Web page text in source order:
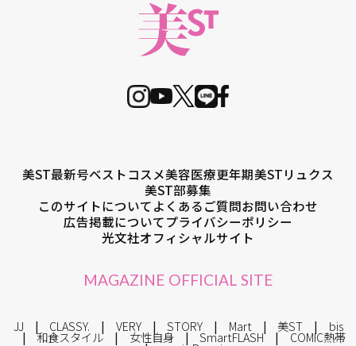
美ST最新号ベストコスメ美容医療更年期美STリュクス
美ST部募集
このサイトについてよくあるご質問お問い合わせ
広告掲載についてプライバシーポリシー
光文社オフィシャルサイト
MAGAZINE OFFICIAL SITE
JJ CLASSY. VERY STORY Mart 美ST bis
和食スタイル 女性自身 SmartFLASH COMIC熱帯